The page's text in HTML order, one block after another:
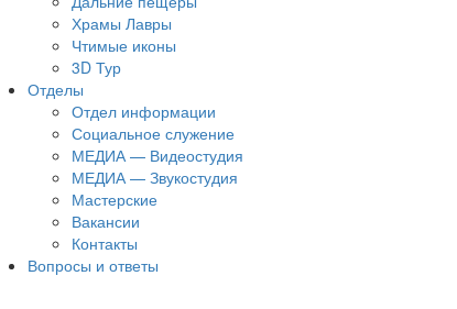
Храмы Лавры
Чтимые иконы
3D Тур
Отделы
Отдел информации
Социальное служение
МЕДИА — Видеостудия
МЕДИА — Звукостудия
Мастерские
Вакансии
Контакты
Вопросы и ответы